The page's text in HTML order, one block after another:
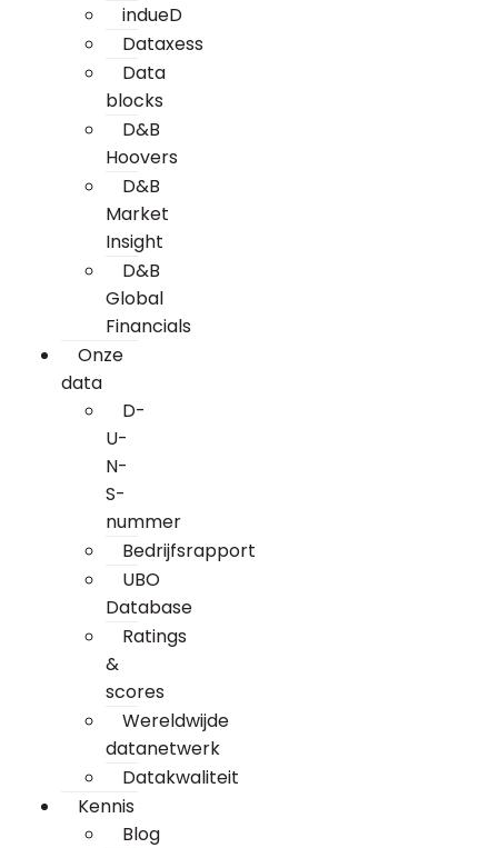
indueD
Dataxess
Data
blocks
D&B
Hoovers
D&B
Market
Insight
D&B
Global
Financials
Onze
data
D-
U-
N-
S-
nummer
Bedrijfsrapport
UBO
Database
Ratings
&
scores
Wereldwijde
datanetwerk
Datakwaliteit
Kennis
Blog